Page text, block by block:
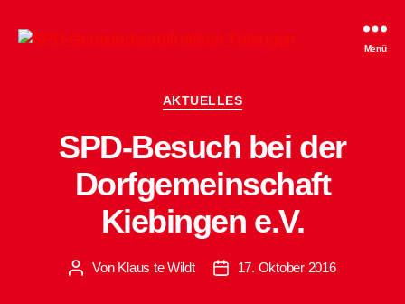
SPD-
Menü
Kategorien
AKTUELLES
SPD-Besuch bei der
Dorfgemeinschaft
Kiebingen e.V.
Beitragsautor
Von Klaus te Wildt Beitragsdatum
17. Oktober 2016